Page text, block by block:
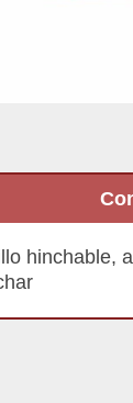
hinchable,